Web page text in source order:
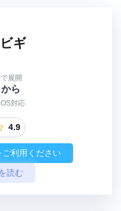
ギ
展開
ら
対応
4.9
ご利用ください
読む